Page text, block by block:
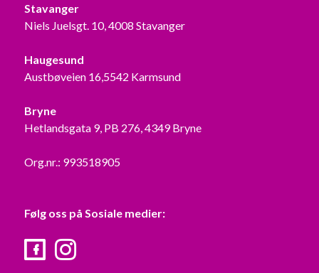
Stavanger
Niels Juelsgt. 10, 4008 Stavanger
Haugesund
Austbøveien 16,5542 Karmsund
Bryne
Hetlandsgata 9, PB 276, 4349 Bryne
Org.nr.: 993518905
Følg oss på Sosiale medier:
FacebookInstagram